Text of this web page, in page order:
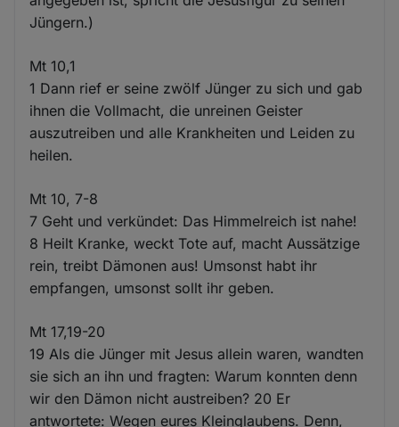
Jüngern.)
Mt 10,1
1 Dann rief er seine zwölf Jünger zu sich und gab
ihnen die Vollmacht, die unreinen Geister
auszutreiben und alle Krankheiten und Leiden zu
heilen.
Mt 10, 7-8
7 Geht und verkündet: Das Himmelreich ist nahe!
8 Heilt Kranke, weckt Tote auf, macht Aussätzige
rein, treibt Dämonen aus! Umsonst habt ihr
empfangen, umsonst sollt ihr geben.
Mt 17,19-20
19 Als die Jünger mit Jesus allein waren, wandten
sie sich an ihn und fragten: Warum konnten denn
wir den Dämon nicht austreiben? 20 Er
antwortete: Wegen eures Kleinglaubens. Denn,